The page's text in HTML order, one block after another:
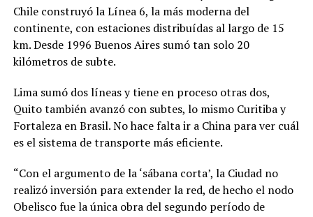
Chile construyó la Línea 6, la más moderna del
continente, con estaciones distribuídas al largo de 15
km. Desde 1996 Buenos Aires sumó tan solo 20
kilómetros de subte.
Lima sumó dos líneas y tiene en proceso otras dos,
Quito también avanzó con subtes, lo mismo Curitiba y
Fortaleza en Brasil. No hace falta ir a China para ver cuál
es el sistema de transporte más eficiente.
“Con el argumento de la ‘sábana corta’, la Ciudad no
realizó inversión para extender la red, de hecho el nodo
Obelisco fue la única obra del segundo período de